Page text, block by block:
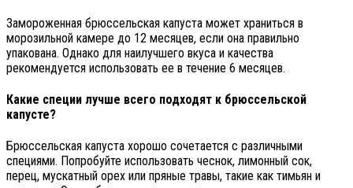
Замороженная брюссельская капуста может храниться в
морозильной камере до 12 месяцев, если она правильно
упакована. Однако для наилучшего вкуса и качества
рекомендуется использовать ее в течение 6 месяцев.
Какие специи лучше всего подходят к брюссельской
капусте?
Брюссельская капуста хорошо сочетается с различными
специями. Попробуйте использовать чеснок, лимонный сок,
перец, мускатный орех или пряные травы, такие как тимьян и